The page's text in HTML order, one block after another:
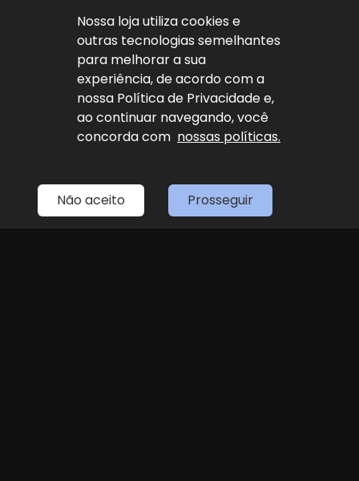
HomeEstoqueFale ConoscoSobre Nós
Entre em contato
(11) 4087-4887
Nossa loja utiliza cookies e
outras tecnologias semelhantes
para melhorar a sua
experiência, de acordo com a
nossa Política de Privacidade e,
ao continuar navegando, você
concorda com nossas políticas.
Não aceito Prosseguir